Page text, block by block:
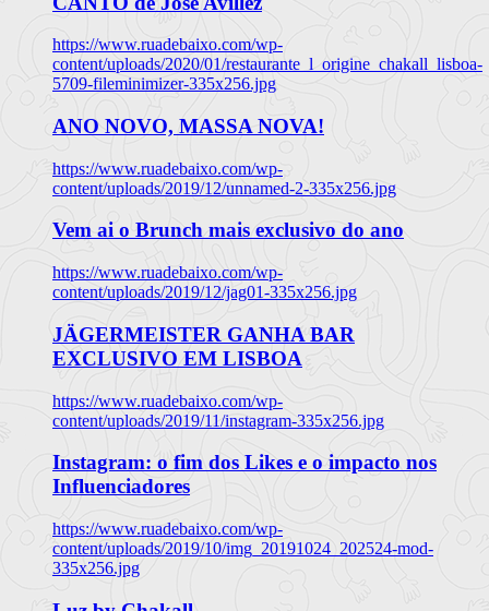
https://www.ruadebaixo.com/wp-
content/uploads/2020/01/restaurante_l_origine_chakall_lisboa-
5709-fileminimizer-335x256.jpg
ANO NOVO, MASSA NOVA!
https://www.ruadebaixo.com/wp-
content/uploads/2019/12/unnamed-2-335x256.jpg
Vem ai o Brunch mais exclusivo do ano
https://www.ruadebaixo.com/wp-
content/uploads/2019/12/jag01-335x256.jpg
JÄGERMEISTER GANHA BAR
EXCLUSIVO EM LISBOA
https://www.ruadebaixo.com/wp-
content/uploads/2019/11/instagram-335x256.jpg
Instagram: o fim dos Likes e o impacto nos
Influenciadores
https://www.ruadebaixo.com/wp-
content/uploads/2019/10/img_20191024_202524-mod-
335x256.jpg